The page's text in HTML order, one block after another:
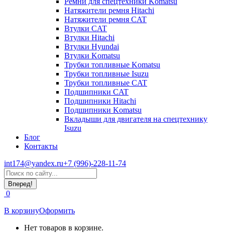
Натяжители ремня Hitachi
Натяжители ремня CAT
Втулки CAT
Втулки Hitachi
Втулки Hyundai
Втулки Komatsu
Трубки топливные Komatsu
Трубки топливные Isuzu
Трубки топливные CAT
Подшипники CAT
Подшипники Hitachi
Подшипники Komatsu
Вкладыши для двигателя на спецтехнику
Isuzu
Блог
Контакты
int174@yandex.ru+7 (996)-228-11-74
Страница
WhatsApp
открывается
в
новом
окне
Поиск:
0
В корзинуОформить
Нет товаров в корзине.